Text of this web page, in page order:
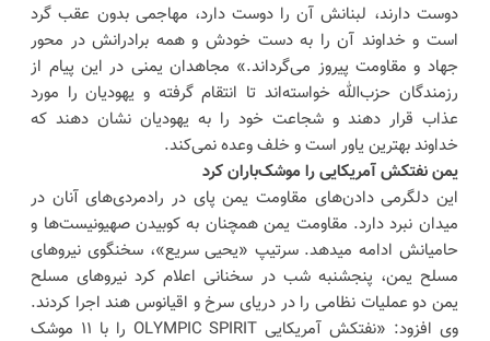
دوست دارند، لبنانش آن را دوست دارد، مهاجمی بدون عقب گرد
است و خداوند آن را به دست خودش و همه برادرانش در محور
جهاد و مقاومت پیروز می‌گرداند.» مجاهدان یمنی در این پیام از
رزمندگان حزب‌الله خواسته‌اند تا انتقام گرفته و یهودیان را مورد
عذاب قرار دهند و شجاعت خود را به یهودیان نشان دهند که
خداوند بهترین یاور است و خلف وعده نمی‌کند.
یمن نفتکش آمریکایی را موشک‌باران کرد
این دلگرمی دادن‌های مقاومت یمن پای در رادمردی‌های آنان در
میدان نبرد دارد. مقاومت یمن همچنان به کوبیدن صهیونیست‌ها و
حامیانش ادامه می‎دهد. سرتیپ «یحیی سریع»، سخنگوی نیروهای
مسلح یمن، پنجشنبه شب در سخنانی اعلام کرد نیروهای مسلح
یمن دو عملیات نظامی را در دریای سرخ و اقیانوس هند اجرا کردند.
وی افزود: «نفتکش آمریکایی OLYMPIC SPIRIT را با ۱۱ موشک